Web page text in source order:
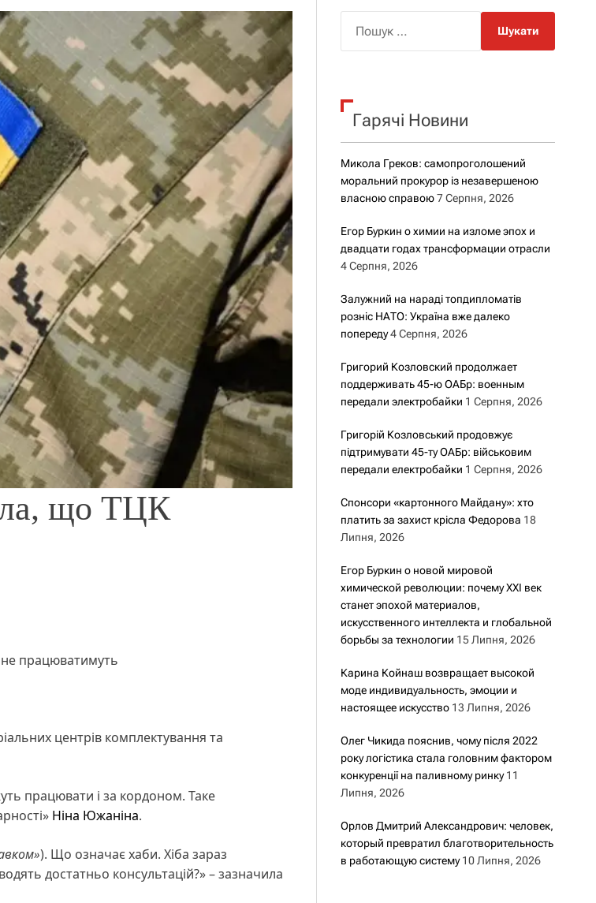
о
у
що ТЦК
працюватимуть
центрів комплектування та
працювати і за кордоном. Таке
Ніна Южаніна.
). Що означає хаби. Хіба зараз
достатньо консультацій?» – зазначила
к
Гарячі Новини
Микола Греков: самопроголошений
моральний прокурор із незавершеною
власною справою 7 Серпня, 2026
Егор Буркин о химии на изломе эпох и
двадцати годах трансформации отрасли
4 Серпня, 2026
Залужний на нараді топдипломатів
розніс НАТО: Україна вже далеко
попереду 4 Серпня, 2026
Григорий Козловский продолжает
поддерживать 45-ю ОАБр: военным
передали электробайки 1 Серпня, 2026
Григорій Козловський продовжує
підтримувати 45-ту ОАБр: військовим
передали електробайки 1 Серпня, 2026
Спонсори «картонного Майдану»: хто
платить за захист крісла Федорова 18
Липня, 2026
Егор Буркин о новой мировой
химической революции: почему XXI век
станет эпохой материалов,
искусственного интеллекта и глобальной
борьбы за технологии 15 Липня, 2026
Карина Койнаш возвращает высокой
моде индивидуальность, эмоции и
настоящее искусство 13 Липня, 2026
Олег Чикида пояснив, чому після 2022
року логістика стала головним фактором
конкуренції на паливному ринку 11
Липня, 2026
Орлов Дмитрий Александрович: человек,
который превратил благотворительность
в работающую систему 10 Липня, 2026